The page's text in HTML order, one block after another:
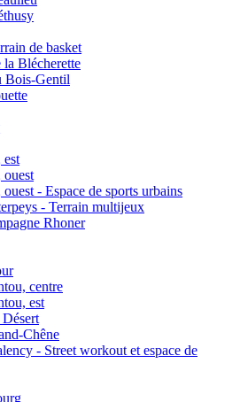
de basket
la Blécherette
Bois-Gentil
est
ouest
- Espace de sports urbains
- Terrain multijeux
Rhoner
centre
est
Chêne
- Street workout et espace de